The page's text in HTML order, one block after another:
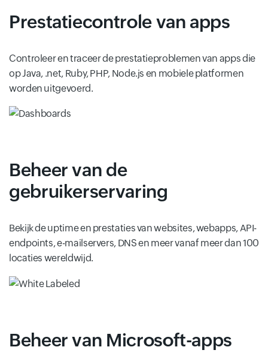
Prestatiecontrole van apps
Controleer en traceer de prestatieproblemen van apps die
op Java, .net, Ruby, PHP, Node.js en mobiele platformen
worden uitgevoerd.
Beheer van de
gebruikerservaring
Bekijk de uptime en prestaties van websites, webapps, API-
endpoints, e-mailservers, DNS en meer vanaf meer dan 100
locaties wereldwijd.
Beheer van Microsoft-apps